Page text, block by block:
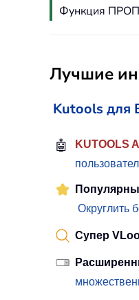
Функция
Лучшие
Kutools для
🤖 KUTOOLS
Округлить
Супер